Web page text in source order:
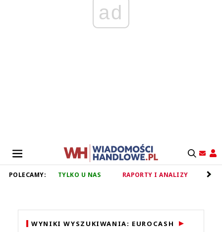
ad
POLECAMY: TYLKO U NAS RAPORTY I ANALIZY
WYNIKI WYSZUKIWANIA: EUROCASH